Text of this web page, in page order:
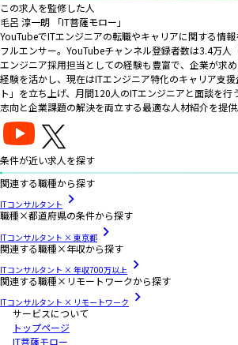
この求人を監修した人
毛呂 淳一朗 「IT菩薩モロー」
YouTubeでITエンジニアの転職やキャリアに関する情
フルエンサー。YouTubeチャンネル登録者数は3.4万人
エンジニア採用担当としての経験も豊富で、企業が求
経験を活かし、現在はITエンジニア特化のキャリア支
ト」を立ち上げ、月間120人のITエンジニアと面談を行
志向と企業課題の解決を両立する最適な人材紹介を提供
条件が近い求人を探す
関連する職種から探す
ITコンサルタント
職種×都道府県の条件から探す
ITコンサルタント × 東京都
関連する職種×年収から探す
ITコンサルタント × 年収700万以上
関連する職種×リモートワークから探す
ITコンサルタント × リモートワーク
サービスについて
トップページ
IT菩薩モロー